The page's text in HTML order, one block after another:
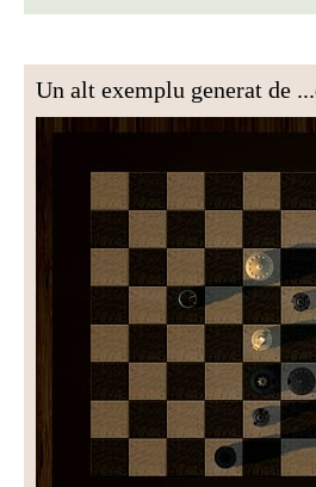
Un alt exemplu generat de